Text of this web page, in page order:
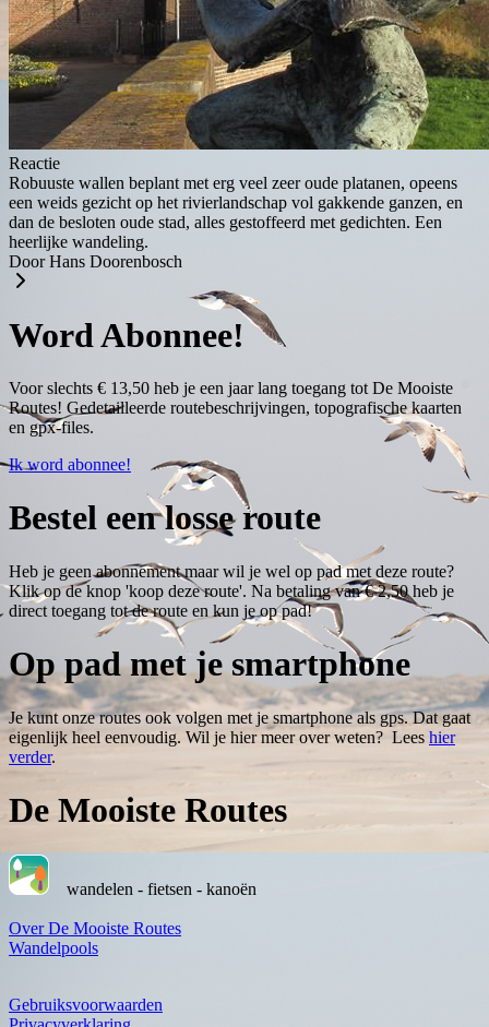
Reactie
Robuuste wallen beplant met erg veel zeer oude platanen, opeens
een weids gezicht op het rivierlandschap vol gakkende ganzen, en
dan de besloten oude stad, alles gestoffeerd met gedichten. Een
heerlijke wandeling.
Door Hans Doorenbosch
Word Abonnee!
Voor slechts € 13,50 heb je een jaar lang toegang tot De Mooiste
Routes! Gedetailleerde routebeschrijvingen, topografische kaarten
en gpx-files.
Ik word abonnee!
Bestel een losse route
Heb je geen abonnement maar wil je wel op pad met deze route?
Klik op de knop 'koop deze route'. Na betaling van € 2,50 heb je
direct toegang tot de route en kun je op pad!
Op pad met je smartphone
Je kunt onze routes ook volgen met je smartphone als gps. Dat gaat
eigenlijk heel eenvoudig. Wil je hier meer over weten? Lees hier
verder.
De Mooiste Routes
wandelen - fietsen - kanoën
Over De Mooiste Routes
Wandelpools
Gebruiksvoorwaarden